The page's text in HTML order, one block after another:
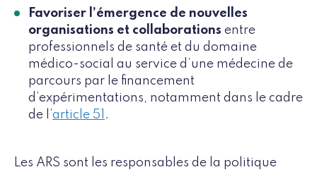
Favoriser l’émergence de nouvelles
organisations et collaborations entre
professionnels de santé et du domaine
médico-social au service d’une médecine de
parcours par le financement
d’expérimentations, notamment dans le cadre
de l’article 51 .
Les ARS sont les responsables de la politique